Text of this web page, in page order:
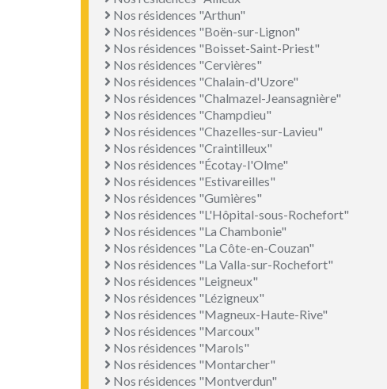
Nos résidences "Arthun"
Nos résidences "Boën-sur-Lignon"
Nos résidences "Boisset-Saint-Priest"
Nos résidences "Cervières"
Nos résidences "Chalain-d'Uzore"
Nos résidences "Chalmazel-Jeansagnière"
Nos résidences "Champdieu"
Nos résidences "Chazelles-sur-Lavieu"
Nos résidences "Craintilleux"
Nos résidences "Écotay-l'Olme"
Nos résidences "Estivareilles"
Nos résidences "Gumières"
Nos résidences "L'Hôpital-sous-Rochefort"
Nos résidences "La Chambonie"
Nos résidences "La Côte-en-Couzan"
Nos résidences "La Valla-sur-Rochefort"
Nos résidences "Leigneux"
Nos résidences "Lézigneux"
Nos résidences "Magneux-Haute-Rive"
Nos résidences "Marcoux"
Nos résidences "Marols"
Nos résidences "Montarcher"
Nos résidences "Montverdun"